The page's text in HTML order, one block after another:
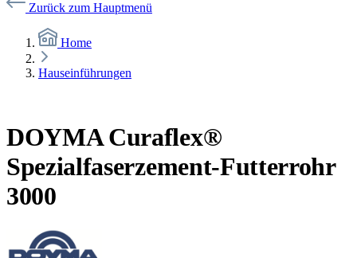
Zurück zum Hauptmenü
Home
Hauseinführungen
DOYMA Curaflex®
Spezialfaserzement-Futterrohr
3000